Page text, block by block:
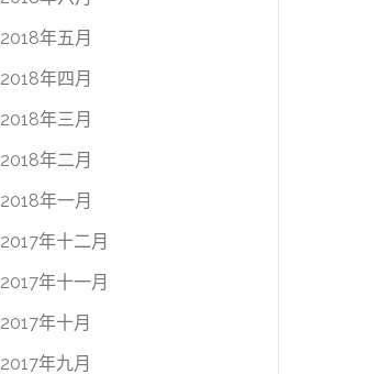
2018年五月
2018年四月
2018年三月
2018年二月
2018年一月
2017年十二月
2017年十一月
2017年十月
2017年九月